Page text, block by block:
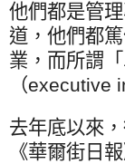
他們都是管
道，他們都
業，而所謂
（executive
去年底以來
《華爾街日